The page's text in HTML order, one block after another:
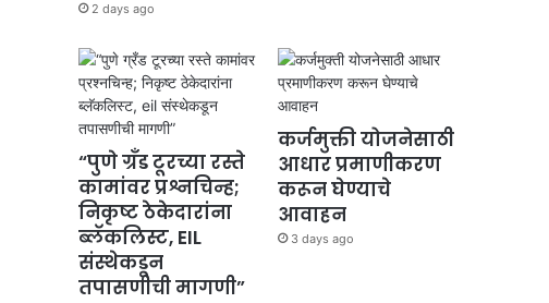
2 days ago
“पुणे ग्रँड टूरच्या रस्ते
कामांवर प्रश्नचिन्ह;
निकृष्ट ठेकेदारांना
ब्लॅकलिस्ट, EIL
संस्थेकडून
तपासणीची मागणी”
कर्जमुक्ती योजनेसाठी
आधार प्रमाणीकरण
करून घेण्याचे
आवाहन
3 days ago